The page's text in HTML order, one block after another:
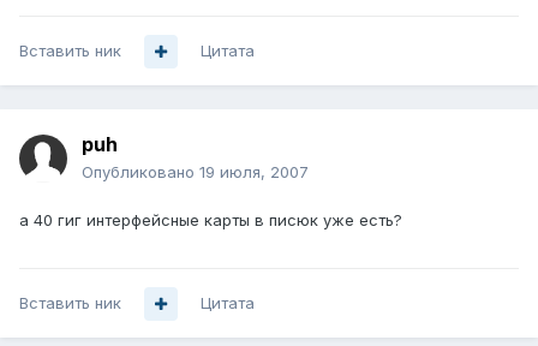
Вставить ник Цитата
puh
Опубликовано 19 июля, 2007
а 40 гиг интерфейсные карты в писюк уже есть?
Вставить ник Цитата